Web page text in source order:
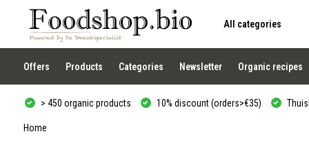
All categories
Use
the
up
and
down
arrows
select
result.
Offers Products Categories Newsletter Organic recipes
> 450 organic products 10% discount (orders>€35)
Home